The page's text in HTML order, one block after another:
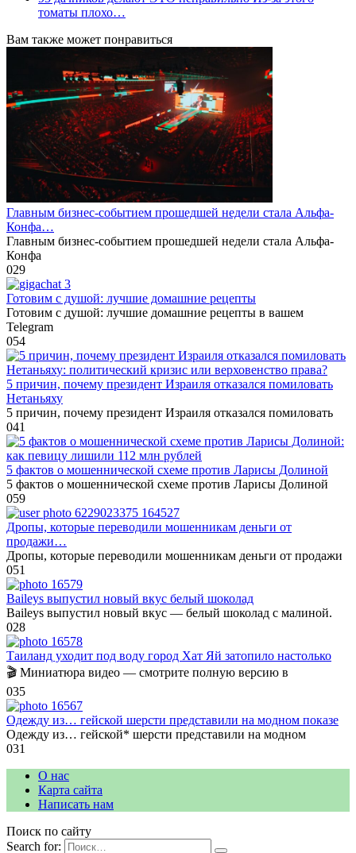
томаты плохо…
Вам также может понравиться
Главным бизнес-событием прошедшей недели стала Альфа-
Конфа…
Главным бизнес-событием прошедшей недели стала Альфа-
Конфа
029
Готовим с душой: лучшие домашние рецепты
Готовим с душой: лучшие домашние рецепты в вашем
Telegram
054
5 причин, почему президент Израиля отказался помиловать
Нетаньяху
5 причин, почему президент Израиля отказался помиловать
041
5 фактов о мошеннической схеме против Ларисы Долиной
5 фактов о мошеннической схеме против Ларисы Долиной
059
Дропы, которые переводили мошенникам деньги от
продажи…
Дропы, которые переводили мошенникам деньги от продажи
051
Baileys выпустил новый вкус белый шоколад
Baileys выпустил новый вкус — белый шоколад с малиной.
028
Таиланд уходит под воду город Хат Яй затопило настолько
🎬 Миниатюра видео — смотрите полную версию в
035
Одежду из… гейской шерсти представили на модном показе
Одежду из… гейской* шерсти представили на модном
031
О нас
Карта сайта
Написать нам
Поиск по сайту
Search for: